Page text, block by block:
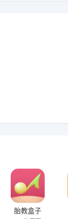
胎教盒子